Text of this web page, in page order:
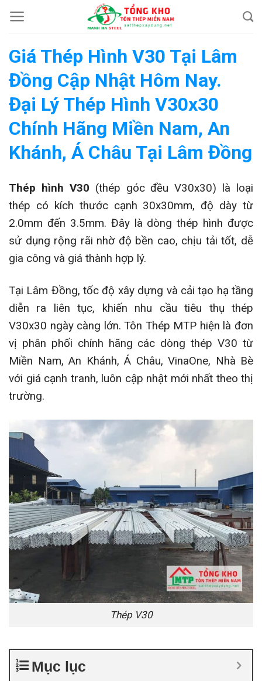
Chuyển
đến
dung
Giá Thép Hình V30 Tại Lâm
Đồng Cập Nhật Hôm Nay.
Đại Lý Thép Hình V30x30
Chính Hãng Miền Nam, An
Khánh, Á Châu Tại Lâm Đồng
Thép hình V30 (thép góc đều V30x30) là loại
thép có kích thước cạnh 30x30mm, độ dày từ
2.0mm đến 3.5mm. Đây là dòng thép hình được
sử dụng rộng rãi nhờ độ bền cao, chịu tải tốt, dễ
gia công và giá thành hợp lý.
Tại Lâm Đồng, tốc độ xây dựng và cải tạo hạ tầng
diễn ra liên tục, khiến nhu cầu tiêu thụ thép
V30x30 ngày càng lớn. Tôn Thép MTP hiện là đơn
vị phân phối chính hãng các dòng thép V30 từ
Miền Nam, An Khánh, Á Châu, VinaOne, Nhà Bè
với giá cạnh tranh, luôn cập nhật mới nhất theo thị
trường.
Thép V30
Mục lục